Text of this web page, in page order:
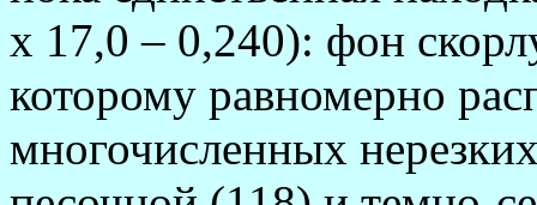
х 17,0 – 0,240): фон
которому равномерно
многочисленных